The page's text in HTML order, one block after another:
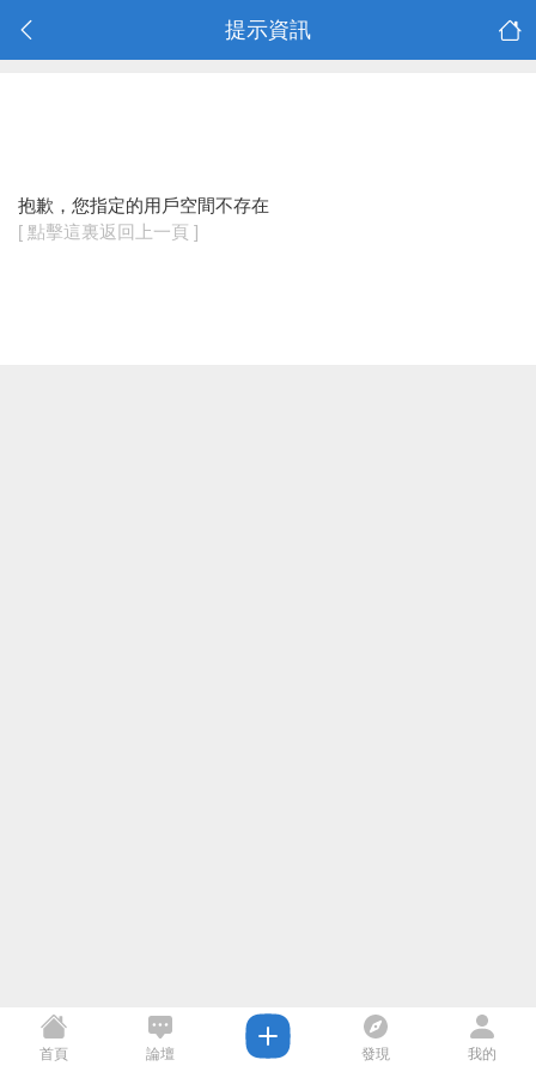
提示資訊
抱歉，您指定的用戶空間不存在
[ 點擊這裏返回上一頁 ]
首頁 論壇 發現 我的